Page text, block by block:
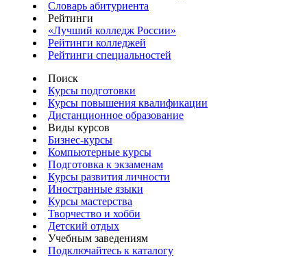
Словарь абитуриента
Рейтинги
«Лучший колледж России»
Рейтинги колледжей
Рейтинги специальностей
Поиск
Курсы подготовки
Курсы повышения квалификации
Дистанционное образование
Виды курсов
Бизнес-курсы
Компьютерные курсы
Подготовка к экзаменам
Курсы развития личности
Иностранные языки
Курсы мастерства
Творчество и хобби
Детский отдых
Учебным заведениям
Подключайтесь к каталогу